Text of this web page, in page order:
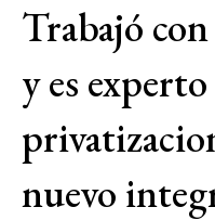
Trabajó
y es
nuevo